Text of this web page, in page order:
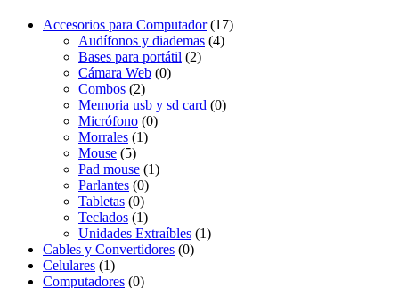
Accesorios para Computador (17)
Audífonos y diademas (4)
Bases para portátil (2)
Cámara Web (0)
Combos (2)
Memoria usb y sd card (0)
Micrófono (0)
Morrales (1)
Mouse (5)
Pad mouse (1)
Parlantes (0)
Tabletas (0)
Teclados (1)
Unidades Extraíbles (1)
Cables y Convertidores (0)
Celulares (1)
Computadores (0)